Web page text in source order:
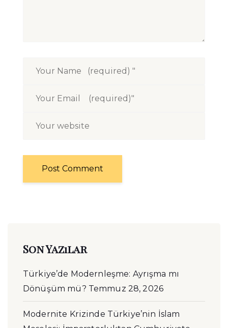
Son Yazılar
Türkiye’de Modernleşme: Ayrışma mı
Dönüşüm mü? Temmuz 28, 2026
Modernite Krizinde Türkiye’nin İslam